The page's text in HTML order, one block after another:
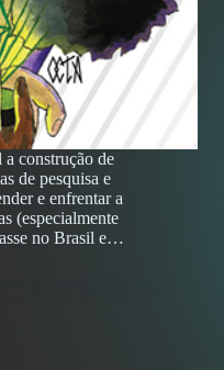
construção de
de pesquisa e
e enfrentar a
(especialmente
no Brasil e…